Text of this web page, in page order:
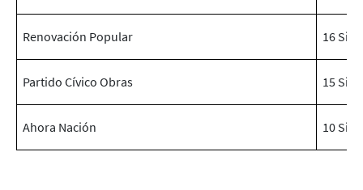
Renovación Popular 16
Partido Cívico Obras 15
Ahora Nación 10